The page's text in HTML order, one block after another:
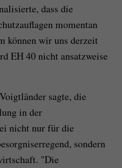
dass die
momentan
können wir uns derzeit
EH 40 nicht ansatzweise
sagte, die
in der
nicht nur für die
sondern
"Die